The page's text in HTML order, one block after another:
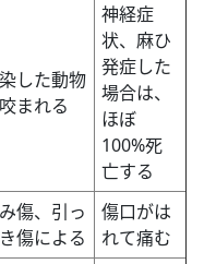
した動物
まれる
神経症
状、麻ひ
発症した
場合は、
ほぼ
100%死
亡する
傷、引っ
傷による
傷口がは
れて痛む